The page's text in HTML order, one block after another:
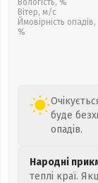
Вологість, %
Вітер, м/с
Ймовірність опадів,
%
буде
опадів.
Народні
теплі краї.